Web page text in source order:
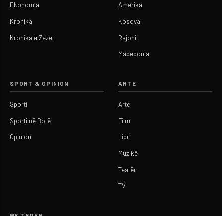
Ekonomia
Kronika
Kronika e Zezë
Amerika
Kosova
Rajoni
Maqedonia
SPORT & OPINION
Sporti
Sporti në Botë
Opinion
ARTE
Arte
Film
Libri
Muzikë
Teatër
TV